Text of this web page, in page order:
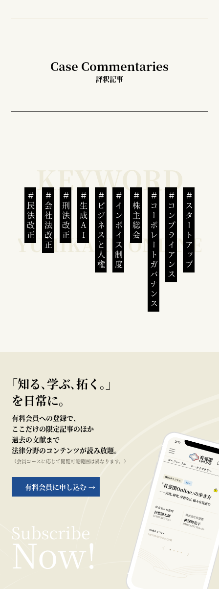
Case Commentaries
評釈記事
民法改正 会社法改正 刑法改正 生成AI ビジネスと人権インボイス制度 株主総会 コーポレートガバナンスコンプライアンススタートアップ
｢知る､学ぶ､拓く｡｣
を日常に。
有料会員への登録で、
ここだけの限定記事のほか
過去の文献まで
法律分野のコンテンツが読み放題。
（会員コースに応じて閲覧可能範囲は異なります。）
有料会員に申し込む →